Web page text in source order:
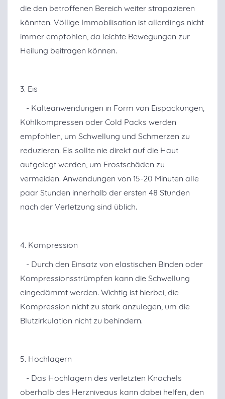
die den betroffenen Bereich weiter strapazieren
könnten. Völlige Immobilisation ist allerdings nicht
immer empfohlen, da leichte Bewegungen zur
Heilung beitragen können.
3. Eis
- Kälteanwendungen in Form von Eispackungen,
Kühlkompressen oder Cold Packs werden
empfohlen, um Schwellung und Schmerzen zu
reduzieren. Eis sollte nie direkt auf die Haut
aufgelegt werden, um Frostschäden zu
vermeiden. Anwendungen von 15-20 Minuten alle
paar Stunden innerhalb der ersten 48 Stunden
nach der Verletzung sind üblich.
4. Kompression
- Durch den Einsatz von elastischen Binden oder
Kompressionsstrümpfen kann die Schwellung
eingedämmt werden. Wichtig ist hierbei, die
Kompression nicht zu stark anzulegen, um die
Blutzirkulation nicht zu behindern.
5. Hochlagern
- Das Hochlagern des verletzten Knöchels
oberhalb des Herzniveaus kann dabei helfen, den